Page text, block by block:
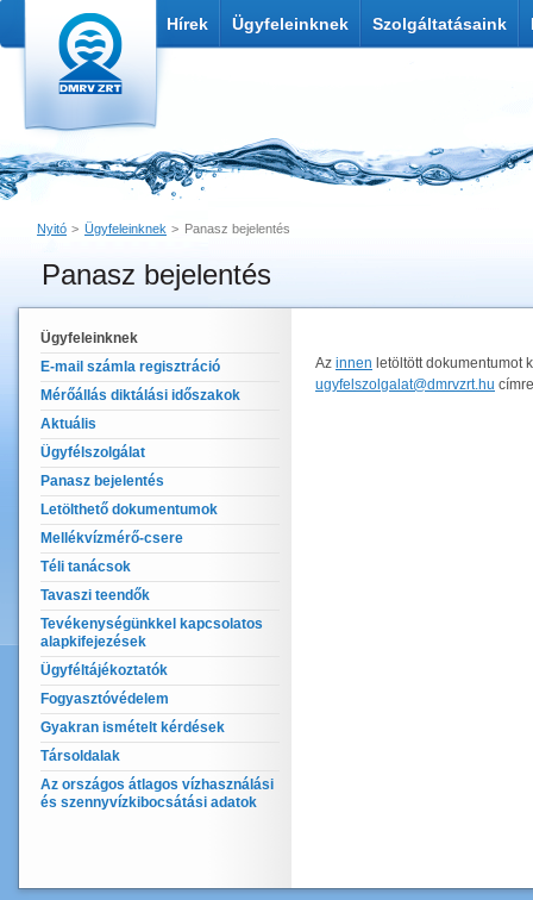
Hírek Ügyfeleinknek Szolgáltatásaink
Nyitó Ügyfeleinknek Panasz bejelentés
Panasz bejelentés
Link küldése
Nyomtatás
Ügyfeleinknek
E-mail számla regisztráció
Mérőállás diktálási időszakok
Aktuális
Ügyfélszolgálat
Panasz bejelentés
Letölthető dokumentumok
Mellékvízmérő-csere
Téli tanácsok
Tavaszi teendők
Tevékenységünkkel kapcsolatos
alapkifejezések
Ügyféltájékoztatók
Fogyasztóvédelem
Gyakran ismételt kérdések
Társoldalak
Az országos átlagos vízhasználási
és szennyvízkibocsátási adatok
Az innen letöltött dokumentumot
ugyfelszolgalat@dmrvzrt.hu